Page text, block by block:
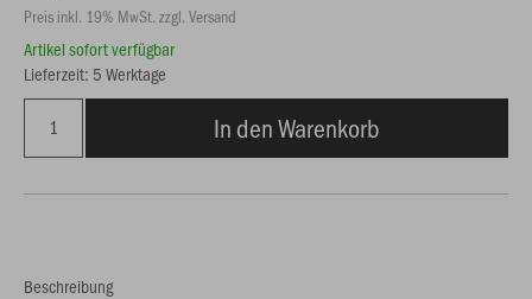
Preis inkl. 19% MwSt. zzgl. Versand
Artikel sofort verfügbar
Lieferzeit: 5 Werktage
In den Warenkorb
Beschreibung